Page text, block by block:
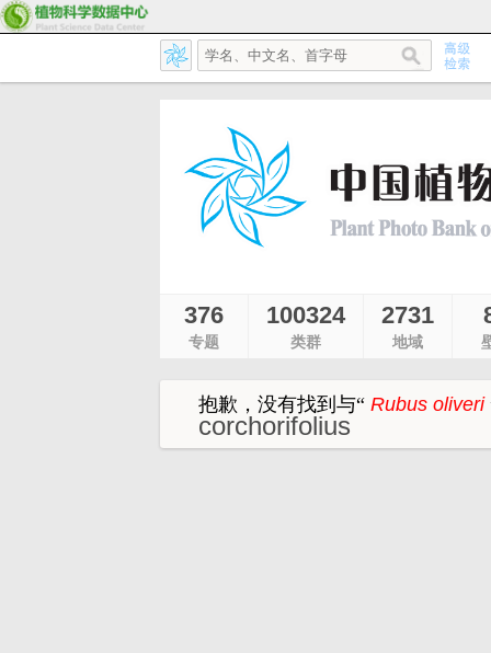
376
专题
100324
类群
2731
地域
抱歉，没有找到与“Rubus oliveri
corchorifolius